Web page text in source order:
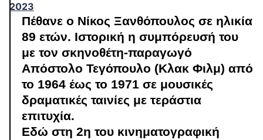
2023
Πέθανε ο Νίκος Ξανθόπουλος σε ηλικία
89 ετών. Ιστορική η συμπόρευσή του
με τον σκηνοθέτη-παραγωγό
Απόστολο Τεγόπουλο (Κλακ Φιλμ) από
το 1964 έως το 1971 σε μουσικές
δραματικές ταινίες με τεράστια
επιτυχία.
Εδώ στη 2η του κινηματογραφική